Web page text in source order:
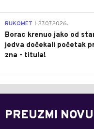
RUKOMET 27.07.2026.
Borac krenuo jako od
jedva dočekali početak
zna - titula!
PREUZMI